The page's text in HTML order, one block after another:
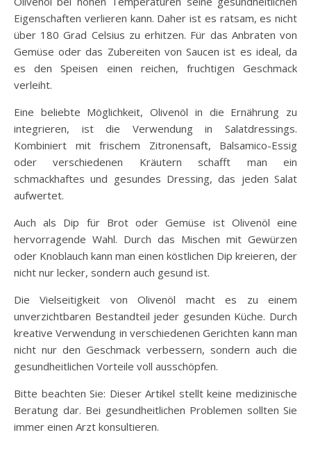
Eigenschaften verlieren kann. Daher ist es ratsam, es nicht
über 180 Grad Celsius zu erhitzen. Für das Anbraten von
Gemüse oder das Zubereiten von Saucen ist es ideal, da
es den Speisen einen reichen, fruchtigen Geschmack
verleiht.
Eine beliebte Möglichkeit, Olivenöl in die Ernährung zu
integrieren, ist die Verwendung in Salatdressings.
Kombiniert mit frischem Zitronensaft, Balsamico-Essig
oder verschiedenen Kräutern schafft man ein
schmackhaftes und gesundes Dressing, das jeden Salat
aufwertet.
Auch als Dip für Brot oder Gemüse ist Olivenöl eine
hervorragende Wahl. Durch das Mischen mit Gewürzen
oder Knoblauch kann man einen köstlichen Dip kreieren, der
nicht nur lecker, sondern auch gesund ist.
Die Vielseitigkeit von Olivenöl macht es zu einem
unverzichtbaren Bestandteil jeder gesunden Küche. Durch
kreative Verwendung in verschiedenen Gerichten kann man
nicht nur den Geschmack verbessern, sondern auch die
gesundheitlichen Vorteile voll ausschöpfen.
Bitte beachten Sie: Dieser Artikel stellt keine medizinische
Beratung dar. Bei gesundheitlichen Problemen sollten Sie
immer einen Arzt konsultieren.